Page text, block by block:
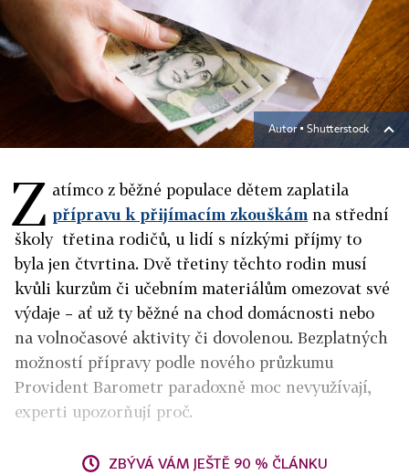
Autor ▪ Shutterstock
Z atímco z běžné populace dětem zaplatila
přípravu k přijímacím zkouškám na střední
školy třetina rodičů, u lidí s nízkými příjmy to
byla jen čtvrtina. Dvě třetiny těchto rodin musí
kvůli kurzům či učebním materiálům omezovat své
výdaje – ať už ty běžné na chod domácnosti nebo
na volnočasové aktivity či dovolenou. Bezplatných
možností přípravy podle nového průzkumu
Provident Barometr paradoxně moc nevyužívají,
experti upozorňují proč.
ZBÝVÁ VÁM JEŠTĚ 90 % ČLÁNKU